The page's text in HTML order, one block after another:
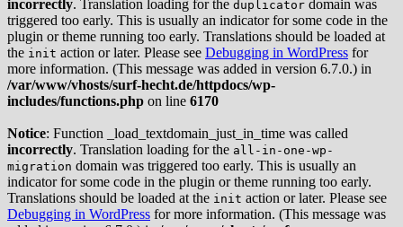
incorrectly. Translation loading for the duplicator domain was
triggered too early. This is usually an indicator for some code in the
plugin or theme running too early. Translations should be loaded at
the init action or later. Please see Debugging in WordPress for
more information. (This message was added in version 6.7.0.) in
/var/www/vhosts/surf-hecht.de/httpdocs/wp-
includes/functions.php on line 6170
Notice: Function _load_textdomain_just_in_time was called
incorrectly. Translation loading for the all-in-one-wp-
migration domain was triggered too early. This is usually an
indicator for some code in the plugin or theme running too early.
Translations should be loaded at the init action or later. Please see
Debugging in WordPress for more information. (This message was